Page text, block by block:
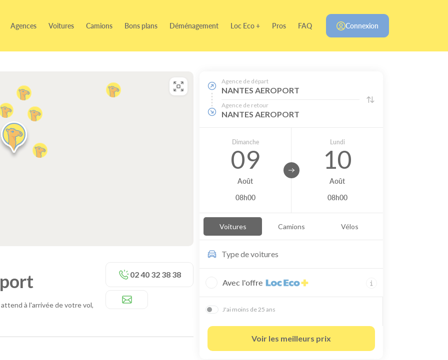
Agences Voitures Camions Bons plans Déménagement Loc Eco + Pros FAQ Connexion
à l'arrivée de votre vol,
02 40 32 38 38
Agence de départ
NANTES AEROPORT
Agence de retour
NANTES AEROPORT
Dimanche
09
Août
08h00
Lundi
10
Août
08h00
Voitures Camions Vélos
Type devoitures
Avec l'offre
J'ai moins de 25 ans
Voir les meilleurs prix